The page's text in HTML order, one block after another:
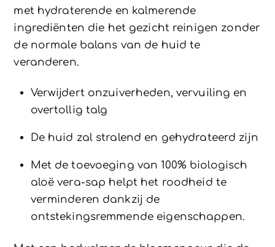
met hydraterende en kalmerende
ingrediënten die het gezicht reinigen zonder
de normale balans van de huid te
veranderen.
Verwijdert onzuiverheden, vervuiling en
overtollig talg
De huid zal stralend en gehydrateerd zijn
Met de toevoeging van 100% biologisch
aloë vera-sap helpt het roodheid te
verminderen dankzij de
ontstekingsremmende eigenschappen.